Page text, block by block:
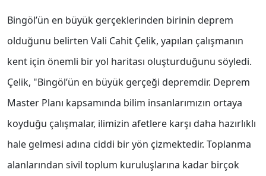
Bingöl’ün en büyük gerçeklerinden birinin deprem
olduğunu belirten Vali Cahit Çelik, yapılan çalışmanın
kent için önemli bir yol haritası oluşturduğunu söyledi.
Çelik, "Bingöl’ün en büyük gerçeği depremdir. Deprem
Master Planı kapsamında bilim insanlarımızın ortaya
koyduğu çalışmalar, ilimizin afetlere karşı daha hazırlıklı
hale gelmesi adına ciddi bir yön çizmektedir. Toplanma
alanlarından sivil toplum kuruluşlarına kadar birçok